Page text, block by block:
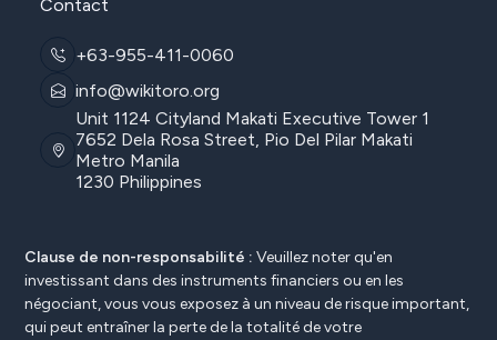
Contact
+63-955-411-0060
info@wikitoro.org
Unit 1124 Cityland Makati Executive Tower 1
7652 Dela Rosa Street, Pio Del Pilar Makati
Metro Manila
1230 Philippines
Clause de non-responsabilité : Veuillez noter qu'en
investissant dans des instruments financiers ou en les
négociant, vous vous exposez à un niveau de risque important,
qui peut entraîner la perte de la totalité de votre